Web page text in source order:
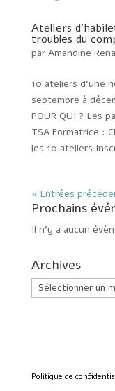
Ateliers
troubles du
par Amandine
10 ateliers d’une
septembre à
POUR QUI ? Les
TSA Formatrice :
les 10 ateliers
« Entrées
Prochains
Il n’y a aucun
Archives
Archives
Politique de